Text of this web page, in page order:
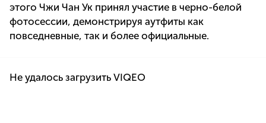
этого Чжи Чан Ук принял участие в черно-белой
фотосессии, демонстрируя аутфиты как
повседневные, так и более официальные.
Не удалось загрузить VIQEO